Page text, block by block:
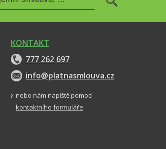
KONTAKT
777 262 697
info@platnasmlouva.cz
nebo nám napiště pomocí
kontaktního formuláře